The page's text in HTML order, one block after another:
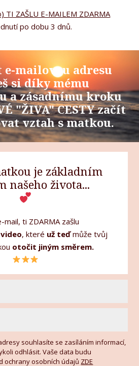
TI ZAŠLU E-MAILEM ZDARMA
po dobu 3 dnů.
e-mailovou adresu
si díky mému
a zásadnímu kroku
"ŽIVA" CESTY začít
vztah s matkou.
je základním
našeho života...
mail, ti ZDARMA zašlu
, které už teďmůže tvůj
otočit jiným směrem.
souhlasíte se zasíláním informací,
odhlásit. Vaše data budu
ochrany osobních údajů ZDE